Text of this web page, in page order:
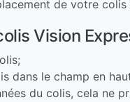
de votre
Vision
dans le champ en
du colis, cela ne